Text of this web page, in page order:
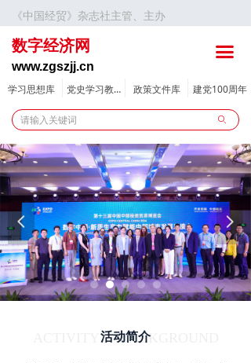
《中国经贸》杂志社主管、主办
学习思想库 党史学习教育 政策文件库 建党100周年
数字经济网
www.zgszjj.cn
ꄙ
끀
首页
要闻
新规政策
数字新闻
财经
区域经济
数智动态
漫谈数字化转型系列专题
创新创业
넳 넲
ACTIVITY BACKGROUND
活动简介